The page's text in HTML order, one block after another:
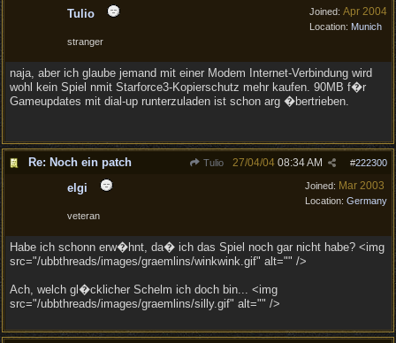
Joined: Apr 2004
Location: Munich
Tulio
stranger
naja, aber ich glaube jemand mit einer Modem Internet-Verbindung wird
wohl kein Spiel nmit Starforce3-Kopierschutz mehr kaufen. 90MB f�r
Gameupdates mit dial-up runterzuladen ist schon arg �bertrieben.
Re: Noch ein patch Tulio #222300
27/04/04 08:34 AM
Joined: Mar 2003
Location: Germany
elgi
veteran
Habe ich schonn erw�hnt, da� ich das Spiel noch gar nicht habe? <img
src="/ubbthreads/images/graemlins/winkwink.gif" alt="" />
Ach, welch gl�cklicher Schelm ich doch bin... <img
src="/ubbthreads/images/graemlins/silly.gif" alt="" />